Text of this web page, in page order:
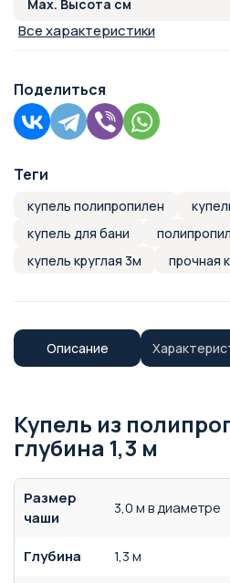
Max. Высота см
Все характеристики
Поделиться
Теги
купель полипропилен
купель для бани
купель круглая 3м
прочная
Описание
Купель из
глубина 1,3 м
Размер
чаши
3,0 м в диаметре
Глубина 1,3 м